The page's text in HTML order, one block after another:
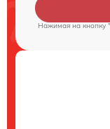
Нажимая на кнопку